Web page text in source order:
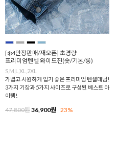
[❄️4만장판매/재오픈] 초경량
프리미엄텐셀 와이드진(숏/기본/롱)
S,M,L,XL,2XL
가볍고 시원하게 입기 좋은 프리미엄 텐셀데님!
3가지 기장과 5가지 사이즈로 구성된 베스트 아
이템!
47,800원36,900원 23%